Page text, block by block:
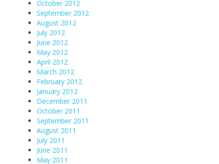
October 2012
September 2012
August 2012
July 2012
June 2012
May 2012
April 2012
March 2012
February 2012
January 2012
December 2011
October 2011
September 2011
August 2011
July 2011
June 2011
May 2011